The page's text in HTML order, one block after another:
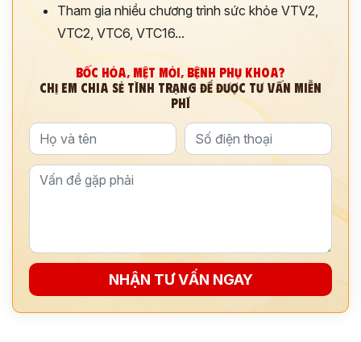
Tham gia nhiều chương trình sức khỏe VTV2,
VTC2, VTC6, VTC16...
BỐC HỎA, MỆT MỎI, BỆNH PHỤ KHOA?
CHỊ EM CHIA SẺ TÌNH TRẠNG ĐỂ ĐƯỢC TƯ VẤN MIỄN
PHÍ
NHẬN TƯ VẤN NGAY